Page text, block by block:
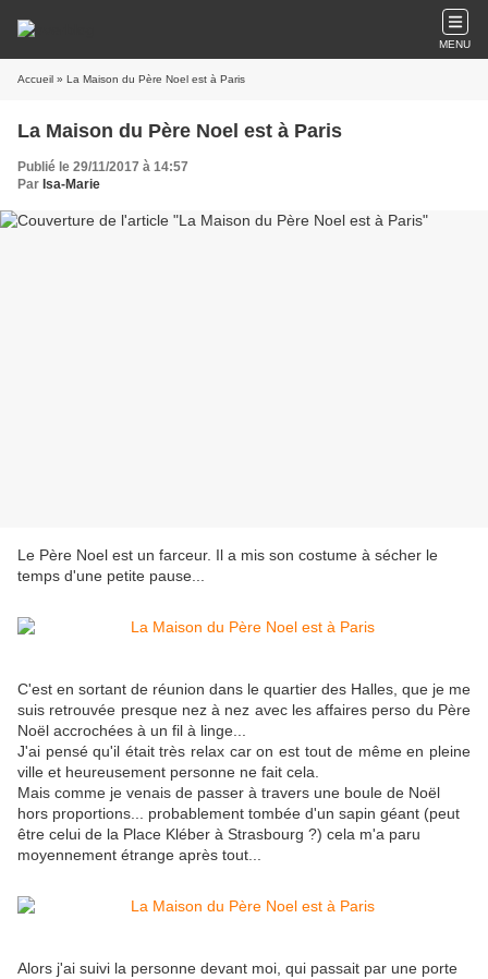
MENU
Accueil » La Maison du Père Noel est à Paris
La Maison du Père Noel est à Paris
Publié le 29/11/2017 à 14:57
Par Isa-Marie
Le Père Noel est un farceur. Il a mis son costume à sécher le
temps d'une petite pause...
C'est en sortant de réunion dans le quartier des Halles, que je me
suis retrouvée presque nez à nez avec les affaires perso du Père
Noël accrochées à un fil à linge...
J'ai pensé qu'il était très relax car on est tout de même en pleine
ville et heureusement personne ne fait cela.
Mais comme je venais de passer à travers une boule de Noël
hors proportions... probablement tombée d'un sapin géant (peut
être celui de la Place Kléber à Strasbourg ?) cela m'a paru
moyennement étrange après tout...
Alors j'ai suivi la personne devant moi, qui passait par une porte